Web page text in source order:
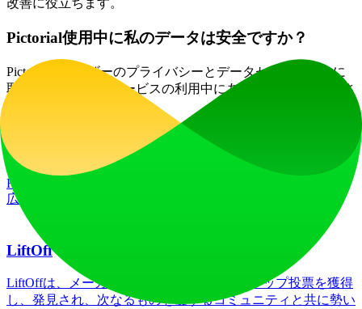
改善に役立ちます。
Pictorial使用中に私のデータは安全ですか？
Pictorialはユーザーのプライバシーとデータセキュリティに
取り組んでおり、サービスの利用中にあなたの情報が保護さ
ウェブサイトトラフィック
3.1K
技術スタック
HSTS
広告
LiftOff
LiftOffは、メーカーが製品をローンチし、アップ投票を獲得
し、発見され、次なるものを愛するコミュニティと共に勢い